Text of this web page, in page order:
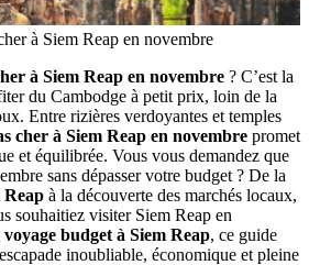
à Siem Reap en novembre
à Siem Reap en novembre ? C’est la
du Cambodge à petit prix, loin de la
Entre rizières verdoyantes et temples
cher à Siem Reap en novembre promet
et équilibrée. Vous vous demandez que
sans dépasser votre budget ? De la
Reap à la découverte des marchés locaux,
souhaitiez visiter Siem Reap en
voyage budget à Siem Reap, ce guide
inoubliable, économique et pleine